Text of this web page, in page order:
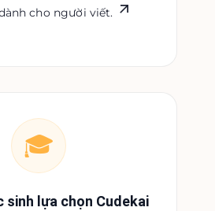
cho người viết.
🎓
sinh lựa chọn Cudekai